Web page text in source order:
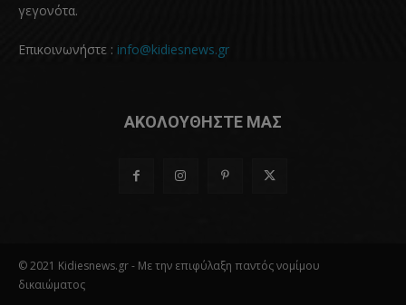
γεγονότα.
Επικοινωνήστε : info@kidiesnews.gr
ΑΚΟΛΟΥΘΗΣΤΕ ΜΑΣ
© 2021 Kidiesnews.gr - Με την επιφύλαξη παντός νομίμου
δικαιώματος